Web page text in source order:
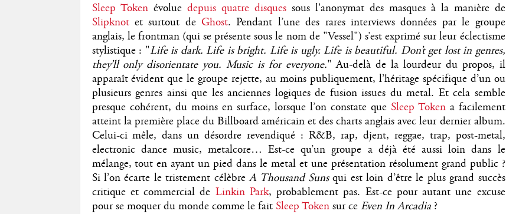
Sleep Tokenévolue depuis quatre disquessous l'anonymat des masques à la manière de
Slipknotet surtout de Ghost. Pendant l’une des rares interviews données par le groupe
anglais, le frontman (qui se présente sous le nom de "Vessel") s’est exprimé sur leur éclectisme
stylistique : "Life is dark. Life is bright. Life is ugly. Life is beautiful. Don’t get lost in genres,
they’ll only disorientate you. Music is for everyone." Au-delà de la lourdeur du propos, il
apparaît évident que le groupe rejette, au moins publiquement, l’héritage spécifique d’un ou
plusieurs genres ainsi que les anciennes logiques de fusion issues du metal. Et cela semble
presque cohérent, du moins en surface, lorsque l’on constate que Sleep Tokena facilement
atteint la première place du Billboard américain et des charts anglais avec leur dernier album.
Celui-ci mêle, dans un désordre revendiqué : R&B, rap, djent, reggae, trap, post-metal,
electronic dance music, metalcore… Est-ce qu’un groupe a déjà été aussi loin dans le
mélange, tout en ayant un pied dans le metal et une présentation résolument grand public ?
Si l’on écarte le tristement célèbreA Thousand Sunsqui est loin d’être le plus grand succès
critique et commercial de Linkin Park, probablement pas. Est-ce pour autant une excuse
pour se moquer du monde comme le fait Sleep Tokensur ce Even In Arcadia?